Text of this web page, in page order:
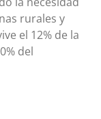
rurales y
el 12% de la
del